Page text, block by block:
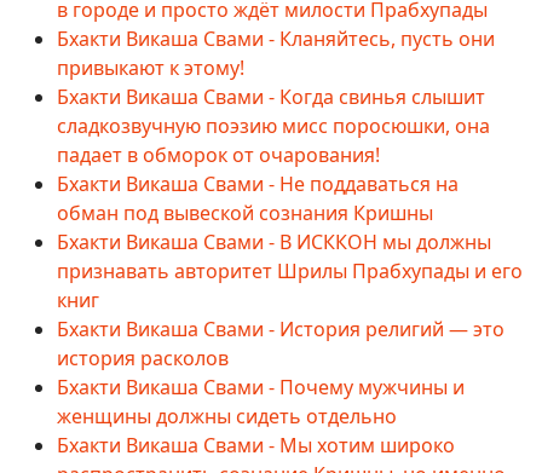
в городе и просто ждёт милости Прабхупады
Бхакти Викаша Свами - Кланяйтесь, пусть они
привыкают к этому!
Бхакти Викаша Свами - Когда свинья слышит
сладкозвучную поэзию мисс поросюшки, она
падает в обморок от очарования!
Бхакти Викаша Свами - Не поддаваться на
обман под вывеской сознания Кришны
Бхакти Викаша Свами - В ИСККОН мы должны
признавать авторитет Шрилы Прабхупады и его
книг
Бхакти Викаша Свами - История религий — это
история расколов
Бхакти Викаша Свами - Почему мужчины и
женщины должны сидеть отдельно
Бхакти Викаша Свами - Мы хотим широко